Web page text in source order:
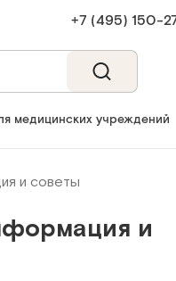
+7 (495)
медицинских учреждений
и советы
и